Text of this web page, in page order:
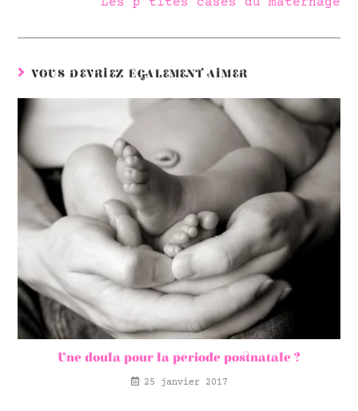
VOUS DEVRIEZ ÉGALEMENT AIMER
Une doula pour la période postnatale ?
25 janvier 2017